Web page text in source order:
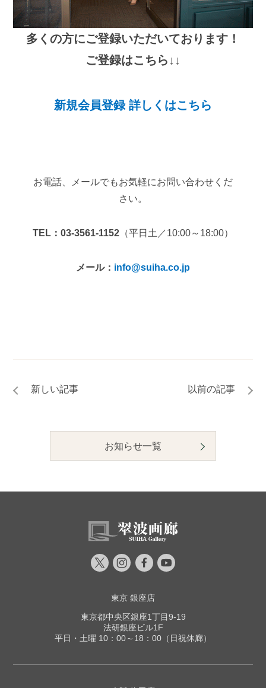
多くの方にご登録いただいております！
ご登録はこちら↓↓
新規会員登録 詳しくはこちら
お電話、メールでもお気軽にお問い合わせくだ
さい。
TEL：03-3561-1152 （平日土／10:00～18:00）
メール： info@suiha.co.jp
お知らせ一覧
東京 銀座店
東京都中央区銀座1丁目9-19
法研銀座ビル1F
平日・土曜 10：00～18：00（日祝休廊）